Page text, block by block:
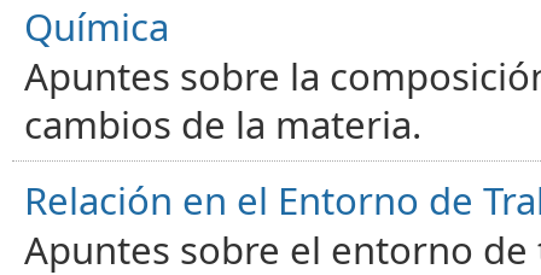
Química
Apuntes sobre la
cambios de la materia.
Relación en el Entorno de
Apuntes sobre el entorno